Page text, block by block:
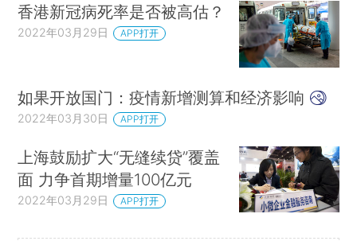
香港新冠病死率是否被高估？
2022年03月29日 APP打开
如果开放国门：疫情新增测算和经济影响
2022年03月30日 APP打开
上海鼓励扩大“无缝续贷”覆盖
面 力争首期增量100亿元
2022年03月29日 APP打开